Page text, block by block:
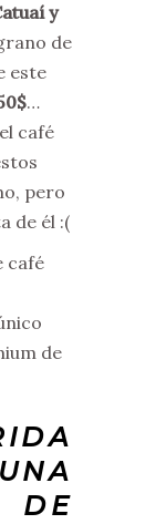
y
de
este
…
café
pero
de él :(
café
de
DE